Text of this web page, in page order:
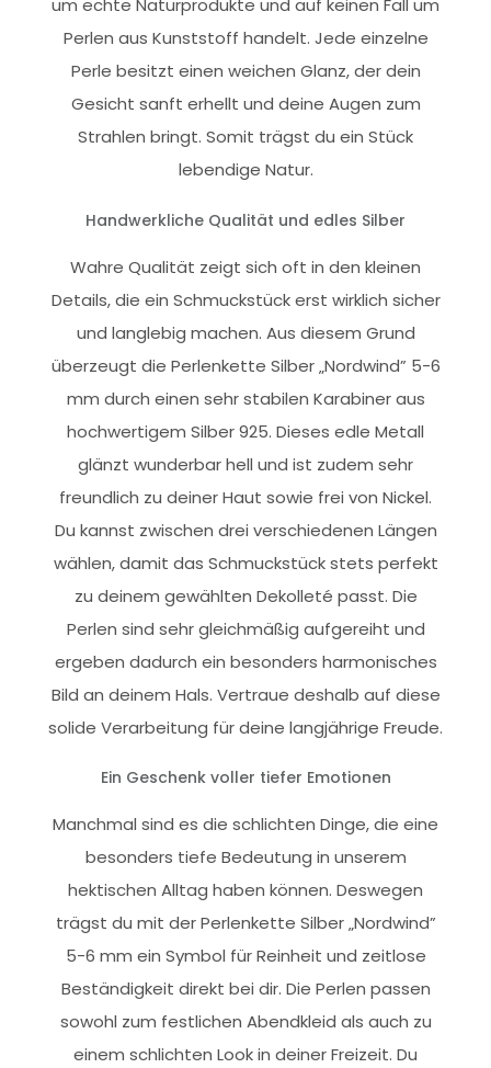
um echte Naturprodukte und auf keinen Fall um
Perlen aus Kunststoff handelt. Jede einzelne
Perle besitzt einen weichen Glanz, der dein
Gesicht sanft erhellt und deine Augen zum
Strahlen bringt. Somit trägst du ein Stück
lebendige Natur.
Handwerkliche Qualität und edles Silber
Wahre Qualität zeigt sich oft in den kleinen
Details, die ein Schmuckstück erst wirklich sicher
und langlebig machen. Aus diesem Grund
überzeugt die Perlenkette Silber „Nordwind” 5-6
mm durch einen sehr stabilen Karabiner aus
hochwertigem Silber 925. Dieses edle Metall
glänzt wunderbar hell und ist zudem sehr
freundlich zu deiner Haut sowie frei von Nickel.
Du kannst zwischen drei verschiedenen Längen
wählen, damit das Schmuckstück stets perfekt
zu deinem gewählten Dekolleté passt. Die
Perlen sind sehr gleichmäßig aufgereiht und
ergeben dadurch ein besonders harmonisches
Bild an deinem Hals. Vertraue deshalb auf diese
solide Verarbeitung für deine langjährige Freude.
Ein Geschenk voller tiefer Emotionen
Manchmal sind es die schlichten Dinge, die eine
besonders tiefe Bedeutung in unserem
hektischen Alltag haben können. Deswegen
trägst du mit der Perlenkette Silber „Nordwind”
5-6 mm ein Symbol für Reinheit und zeitlose
Beständigkeit direkt bei dir. Die Perlen passen
sowohl zum festlichen Abendkleid als auch zu
einem schlichten Look in deiner Freizeit. Du